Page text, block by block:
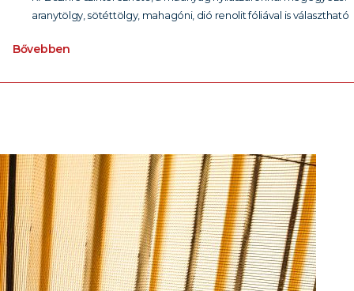
aranytölgy, sötéttölgy, mahagóni, dió renolit fóliával is választható
Bővebben